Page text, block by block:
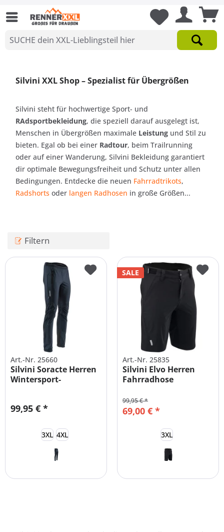
Silvini XXL Shop – Spezialist für Übergrößen
Silvini steht für hochwertige Sport- und
RAdsportbekleidung, die speziell darauf ausgelegt ist,
Menschen in Übergrößen maximale Leistung und Stil zu
bieten. Egal ob bei einer Radtour, beim Trailrunning
oder auf einer Wanderung, Silvini Bekleidung garantiert
dir optimale Bewegungsfreiheit und Schutz unter allen
Bedingungen. Entdecke die neuen Fahrradtrikots,
Radshorts oder langen Radhosen in große Größen...
Filtern
Art.-Nr. 25660
Silvini Soracte Herren
Wintersport-
99,95 € *
3XL 4XL
SALE
Art.-Nr. 25835
Silvini Elvo Herren
Fahrradhose
69,00 € *
99,95 € *
3XL